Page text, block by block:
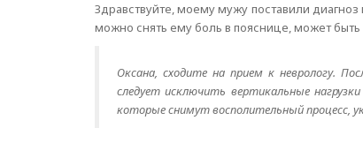
Здравствуйте, моему мужу поставили
можно снять ему боль в пояснице, может
Оксана, сходите на прием к неврологу.
следует исключить вертикальные
которые снимут восполительный процесс,